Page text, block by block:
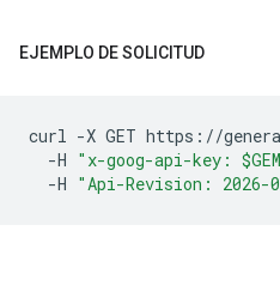
EJEMPLO DE SOLICITUD
curl -X GET https ://
-H "x-goog-api-key:
-H "Api-Revision: 2026-